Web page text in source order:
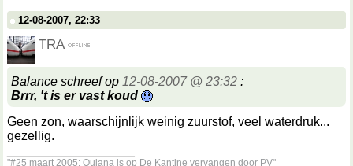
12-08-2007, 22:33
TRA
Balance schreef op 12-08-2007 @ 23:32 :
Brrr, 't is er vast koud
Geen zon, waarschijnlijk weinig zuurstof, veel waterdruk...
gezellig.
"#25 maart 2005: Quiana is op De Kantine vervangen door PV"